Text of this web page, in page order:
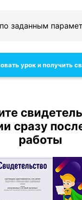
заданным
урок и получить
сразу
работы